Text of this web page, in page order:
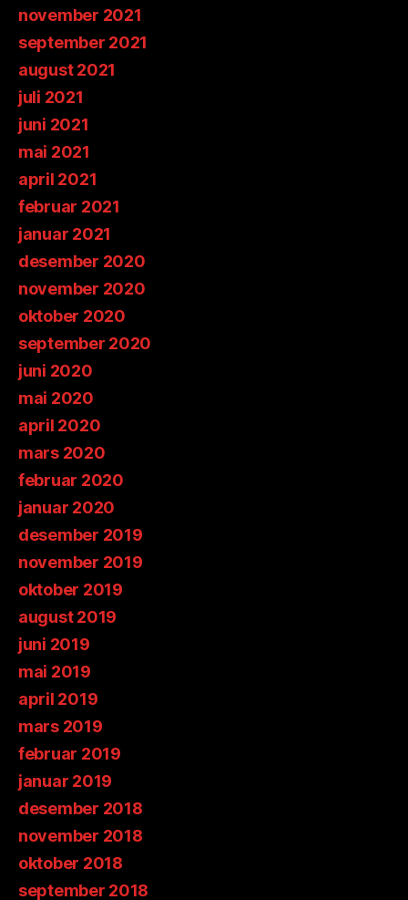
november 2021
september 2021
august 2021
juli 2021
juni 2021
mai 2021
april 2021
februar 2021
januar 2021
desember 2020
november 2020
oktober 2020
september 2020
juni 2020
mai 2020
april 2020
mars 2020
februar 2020
januar 2020
desember 2019
november 2019
oktober 2019
august 2019
juni 2019
mai 2019
april 2019
mars 2019
februar 2019
januar 2019
desember 2018
november 2018
oktober 2018
september 2018